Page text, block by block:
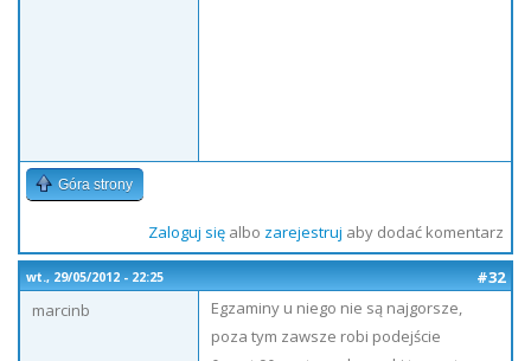
Góra strony
Zaloguj sięalbo zarejestruj aby dodać komentarz
wt., 29/05/2012 - 22:25
#32
marcinb
Egzaminy u niego nie są najgorsze,
poza tym zawsze robi podejście